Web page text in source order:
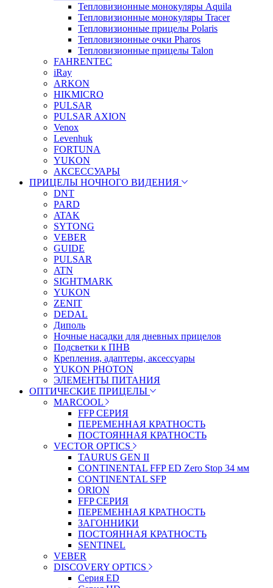
Тепловизионные монокуляры Aquila
Тепловизионные монокуляры Tracer
Тепловизионные прицелы Polaris
Тепловизионные очки Pharos
Тепловизионные прицелы Talon
FAHRENTEC
iRay
ARKON
HIKMICRO
PULSAR
PULSAR AXION
Venox
Levenhuk
FORTUNA
YUKON
АКСЕССУАРЫ
ПРИЦЕЛЫ НОЧНОГО ВИДЕНИЯ
DNT
PARD
ATAK
SYTONG
VEBER
GUIDE
PULSAR
ATN
SIGHTMARK
YUKON
ZENIT
DEDAL
Диполь
Ночные насадки для дневных прицелов
Подсветки к ПНВ
Крепления, адаптеры, аксессуары
YUKON PHOTON
ЭЛЕМЕНТЫ ПИТАНИЯ
ОПТИЧЕСКИЕ ПРИЦЕЛЫ
MARCOOL
FFP СЕРИЯ
ПЕРЕМЕННАЯ КРАТНОСТЬ
ПОСТОЯННАЯ КРАТНОСТЬ
VECTOR OPTICS
TAURUS GEN II
CONTINENTAL FFP ED Zero Stop 34 мм
CONTINENTAL SFP
ORION
FFP СЕРИЯ
ПЕРЕМЕННАЯ КРАТНОСТЬ
ЗАГОННИКИ
ПОСТОЯННАЯ КРАТНОСТЬ
SENTINEL
VEBER
DISCOVERY OPTICS
Серия ED